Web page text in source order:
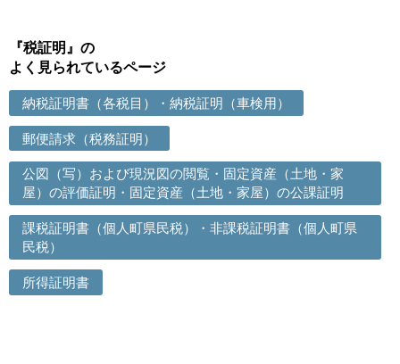
『税証明』の
よく見られているページ
納税証明書（各税目）・納税証明（車検用）
郵便請求（税務証明）
公図（写）および現況図の閲覧・固定資産（土地・家
屋）の評価証明・固定資産（土地・家屋）の公課証明
課税証明書（個人町県民税）・非課税証明書（個人町県
民税）
所得証明書